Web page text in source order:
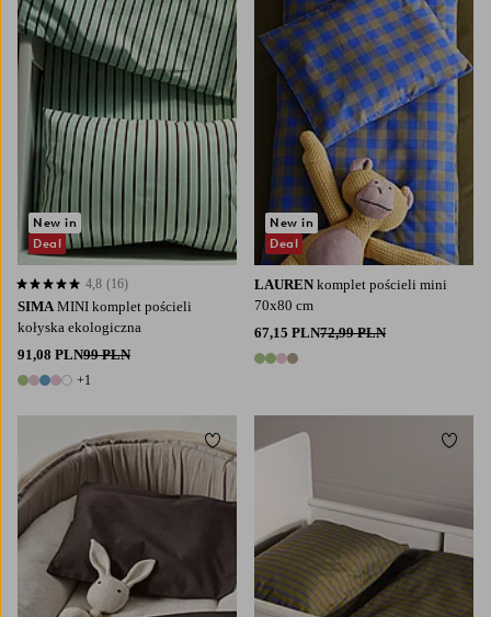
SIMA MINI komplet pościeli
kołyska ekologiczna
91,08 PLN99 PLN
6 kolory
+1
4,8 opierając się na 16 ocenach
4,8 (16)
New in
Deal
LAUREN komplet pościeli mini
70x80 cm
67,15 PLN72,99 PLN
4 kolory
New in
Deal
Dodaj do ulubionych